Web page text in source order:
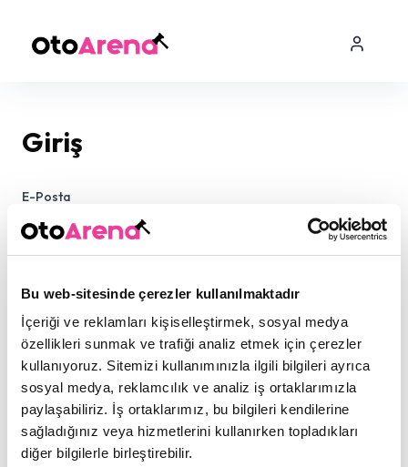
Bu web-sitesinde çerezler kullanılmaktadır
İçeriği ve reklamları kişiselleştirmek, sosyal medya
özellikleri sunmak ve trafiği analiz etmek için çerezler
kullanıyoruz. Sitemizi kullanımınızla ilgili bilgileri ayrıca
sosyal medya, reklamcılık ve analiz iş ortaklarımızla
paylaşabiliriz. İş ortaklarımız, bu bilgileri kendilerine
sağladığınız veya hizmetlerini kullanırken topladıkları
diğer bilgilerle birleştirebilir.
Giriş
E-Posta